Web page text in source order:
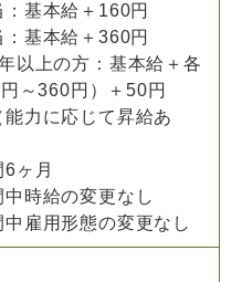
基本給＋160円
基本給＋360円
以上の方：基本給＋各
～360円）＋50円
力に応じて昇給あ
ヶ月
時給の変更なし
雇用形態の変更なし